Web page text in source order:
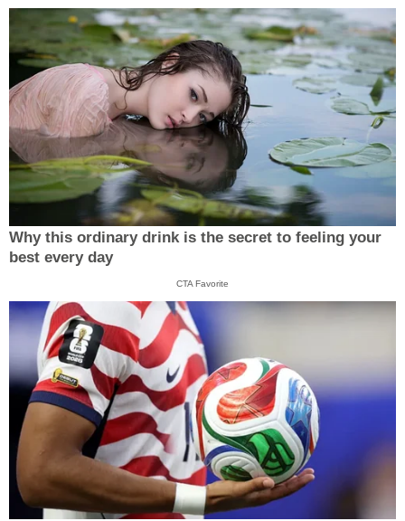
Why this ordinary drink is the secret to feeling your
best every day
CTA Favorite